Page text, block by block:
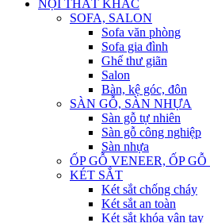
NỘI THẤT KHÁC
SOFA, SALON
Sofa văn phòng
Sofa gia đình
Ghế thư giãn
Salon
Bàn, kệ góc, đôn
SÀN GỖ, SÀN NHỰA
Sàn gỗ tự nhiên
Sàn gỗ công nghiệp
Sàn nhựa
ỐP GỖ VENEER, ỐP
KÉT SẮT
Két sắt chống cháy
Két sắt an toàn
Két sắt khóa vân tay